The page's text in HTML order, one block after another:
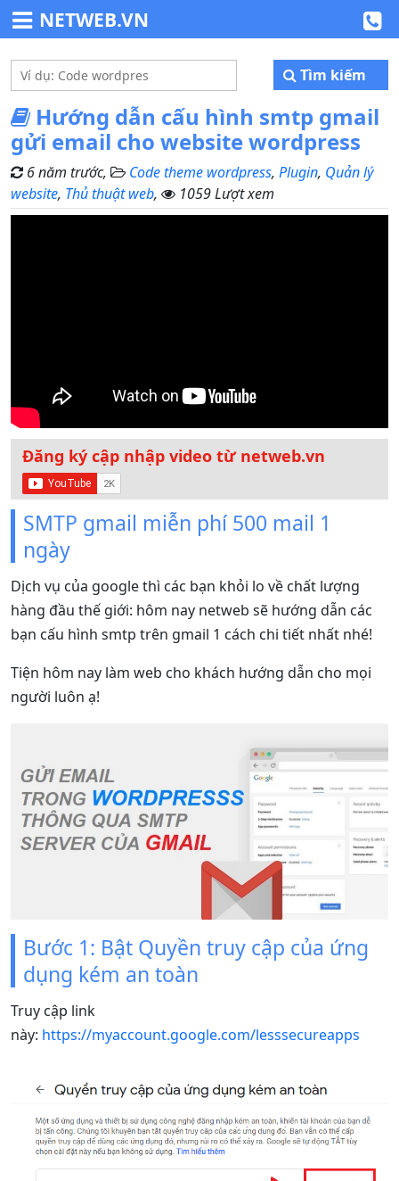
NETWEB.VN
Tìm kiếm
Hướng dẫn cấu hình smtp gmail
gửi email cho website wordpress
6 năm trước, Code theme wordpress, Plugin, Quản lý
website, Thủ thuật web, 1059 Lượt xem
Đăng ký cập nhập video từ netweb.vn
SMTP gmail miễn phí 500 mail 1
ngày
Dịch vụ của google thì các bạn khỏi lo về chất lượng
hàng đầu thế giới: hôm nay netweb sẽ hướng dẫn các
bạn cấu hình smtp trên gmail 1 cách chi tiết nhất nhé!
Tiện hôm nay làm web cho khách hướng dẫn cho mọi
người luôn ạ!
Bước 1: Bật Quyền truy cập của ứng
dụng kém an toàn
Truy cập link
này: https://myaccount.google.com/lesssecureapps